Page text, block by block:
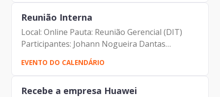
Figueiredo...
Reunião Interna
Local: Online Pauta: Reunião Gerencial (DIT)
Participantes: Johann Nogueira Dantas
Anderson Bispo José Jacques Feitosa de Oliveira
Yeso Amalfi Junior Wagner Kanagusuko
Mauricio Hanashiro Mateus...
EVENTO DO CALENDÁRIO
Recebe a empresa Huawei